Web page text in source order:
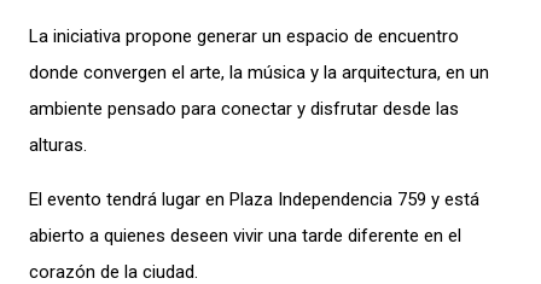
La iniciativa propone generar un espacio de encuentro
donde convergen el arte, la música y la arquitectura, en un
ambiente pensado para conectar y disfrutar desde las
alturas.
El evento tendrá lugar en Plaza Independencia 759 y está
abierto a quienes deseen vivir una tarde diferente en el
corazón de la ciudad.